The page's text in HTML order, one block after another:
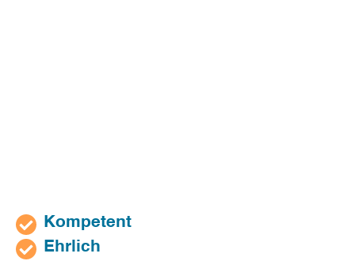
Kompetent
Ehrlich